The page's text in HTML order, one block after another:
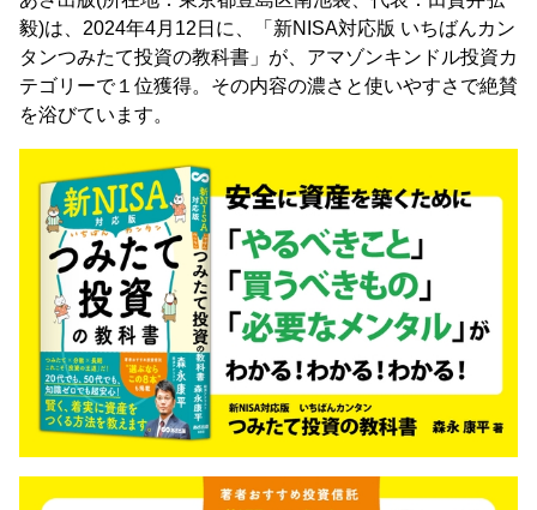
毅)は、2024年4月12日に、「新NISA対応版 いちばんカン
タンつみたて投資の教科書」が、アマゾンキンドル投資カ
テゴリーで１位獲得。その内容の濃さと使いやすさで絶賛
を浴びています。